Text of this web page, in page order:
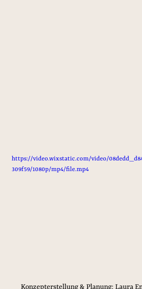
https://video.wixstatic.com/video/
309f59/1080p/mp4/file.mp4
Konzepterstellung & Planung: Laura